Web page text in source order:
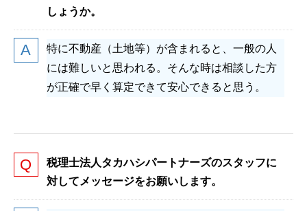
しょうか。
特に不動産（土地等）が含まれると、一般の人
には難しいと思われる。そんな時は相談した方
が正確で早く算定できて安心できると思う。
税理士法人タカハシパートナーズのスタッフに
対してメッセージをお願いします。